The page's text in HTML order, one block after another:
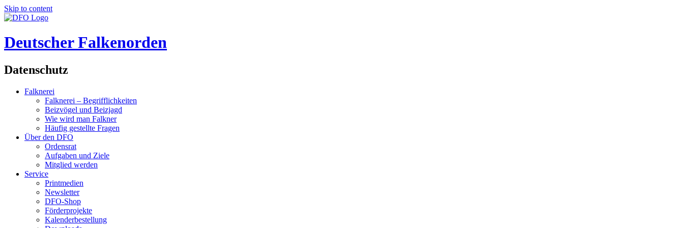
Skip to content
Deutscher Falkenorden
Datenschutz
Falknerei
Falknerei – Begrifflichkeiten
Beizvögel und Beizjagd
Wie wird man Falkner
Häufig gestellte Fragen
Über den DFO
Ordensrat
Aufgaben und Ziele
Mitglied werden
Service
Printmedien
Newsletter
DFO-Shop
Förderprojekte
Kalenderbestellung